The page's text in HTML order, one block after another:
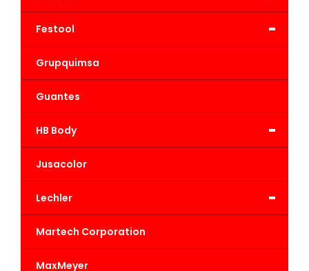
-
Festool
Grupquimsa
Guantes
-
HB Body
Jusacolor
-
Lechler
Martech Corporation
MaxMeyer